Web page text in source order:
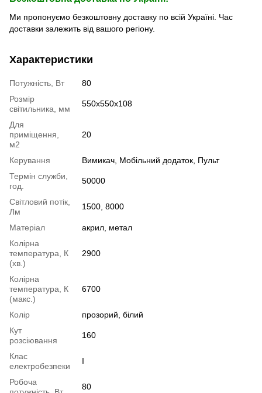
Ми пропонуємо безкоштовну доставку по всій Україні. Час
доставки залежить від вашого регіону.
Характеристики
Потужність, Вт
80
Розмір
світильника, мм
550x550x108
Для
приміщення,
м2
20
Керування
Вимикач, Мобільний додаток, Пульт
Термін служби,
год.
50000
Світловий потік,
Лм
1500, 8000
Матеріал
акрил, метал
Колірна
температура, К
(хв.)
2900
Колірна
температура, К
(макс.)
6700
Колір
прозорий, білий
Кут
розсіювання
160
Клас
електробезпеки
І
Робоча
80